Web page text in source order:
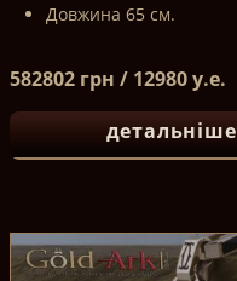
Довжина 65 см.
582802 грн / 12980 у.е.
детальніше